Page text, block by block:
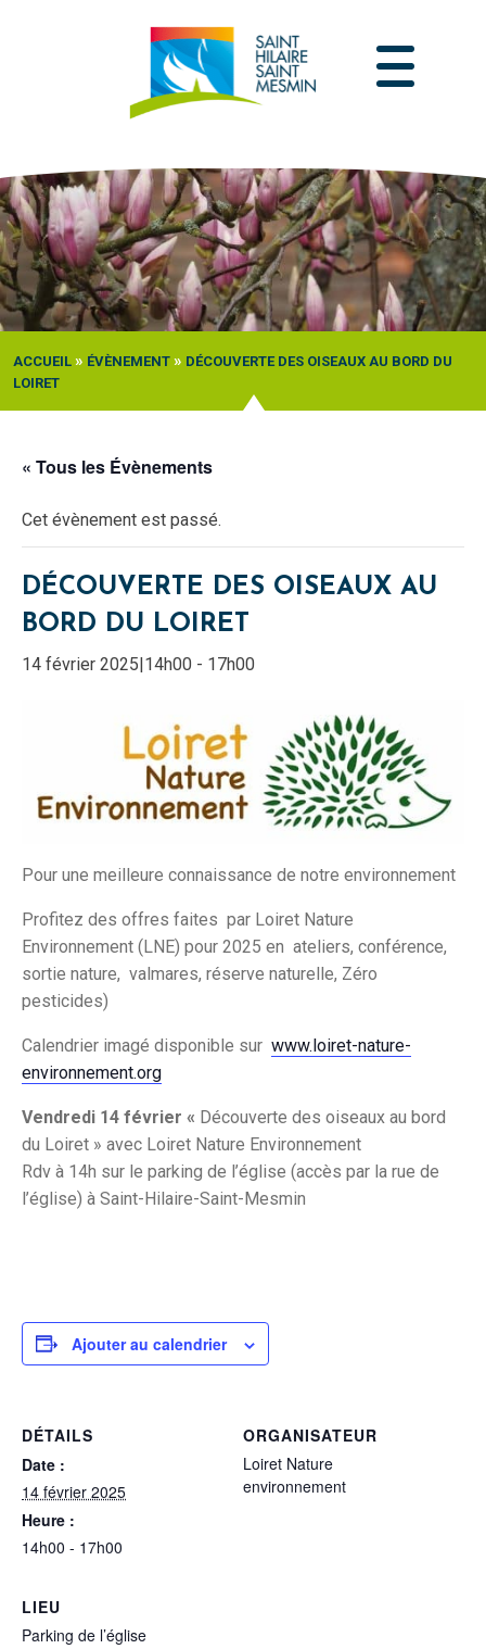
ACCUEIL » ÉVÈNEMENT » DÉCOUVERTE DES OISEAUX AU BORD DU
LOIRET
« Tous les Évènements
Cet évènement est passé.
DÉCOUVERTE DES OISEAUX AU
BORD DU LOIRET
14 février 2025|14h00 - 17h00
Pour une meilleure connaissance de notre environnement
Profitez des offres faites par Loiret Nature
Environnement (LNE) pour 2025 en ateliers, conférence,
sortie nature, valmares, réserve naturelle, Zéro
pesticides)
Calendrier imagé disponible sur www.loiret-nature-
environnement.org
Vendredi 14 février « Découverte des oiseaux au bord
du Loiret » avec Loiret Nature Environnement
Rdv à 14h sur le parking de l’église (accès par la rue de
l’église) à Saint-Hilaire-Saint-Mesmin
Ajouter au calendrier
DÉTAILS
Date :
14 février 2025
Heure :
14h00 - 17h00
ORGANISATEUR
Loiret Nature
environnement
LIEU
Parking de l’église